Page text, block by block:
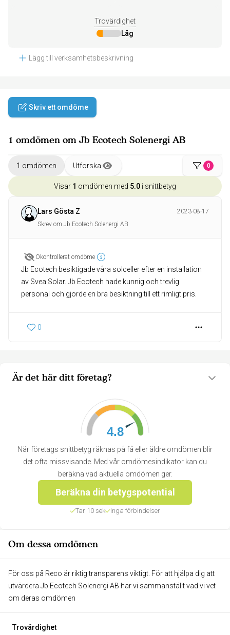
Trovärdighet
Låg
Lägg till verksamhetsbeskrivning
Är det här ditt företag?
4.8
När företags snittbetyg räknas på få eller äldre omdömen blir
det ofta missvisande. Med vår omdömesindikator kan du
beräkna vad aktuella omdömen ger.
Beräkna din betygspotential
Tar 10 sek Inga förbindelser
Om dessa omdömen
För oss på Reco är riktig transparens viktigt. För att hjälpa dig att
utvärdera Jb Ecotech Solenergi AB har vi sammanställt vad vi vet
om deras omdömen
Trovärdighet
Skriv ett omdöme
1 omdömen om Jb Ecotech Solenergi AB
1 omdömen Utforska 0
Visar 1 omdömen med 5.0 i snittbetyg
Lars Gösta Z
2023-08-17
Skrev om Jb Ecotech Solenergi AB
Okontrollerat omdöme
Jb Ecotech besiktigade våra solceller efter en installation
av Svea Solar. Jb Ecotech hade kunnig och trevlig
personal och gjorde en bra besiktning till ett rimligt pris.
0